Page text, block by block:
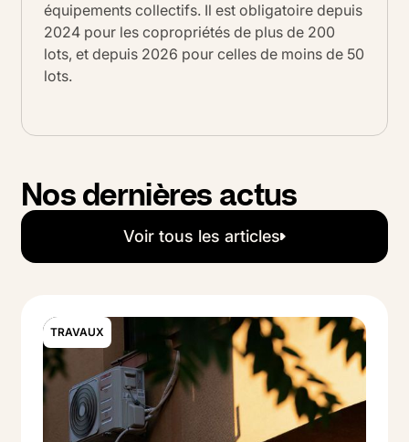
équipements collectifs. Il est obligatoire depuis
2024 pour les copropriétés de plus de 200
lots, et depuis 2026 pour celles de moins de 50
lots.
Nos dernières actus
Voir tous les articles
TRAVAUX